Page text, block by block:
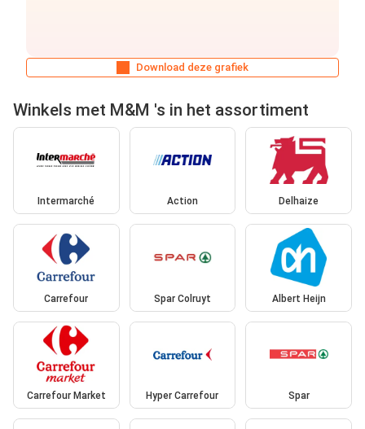
Download deze grafiek
Winkels met M&M 's in het assortiment
Intermarché Action Delhaize
Carrefour Spar Colruyt Albert Heijn
Carrefour Market Hyper Carrefour Spar